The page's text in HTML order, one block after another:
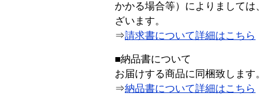
かかる場合等）によりましては
ざいます。
⇒請求書について詳細はこちら
■納品書について
お届けする商品に同梱致します。
⇒納品書について詳細はこちら